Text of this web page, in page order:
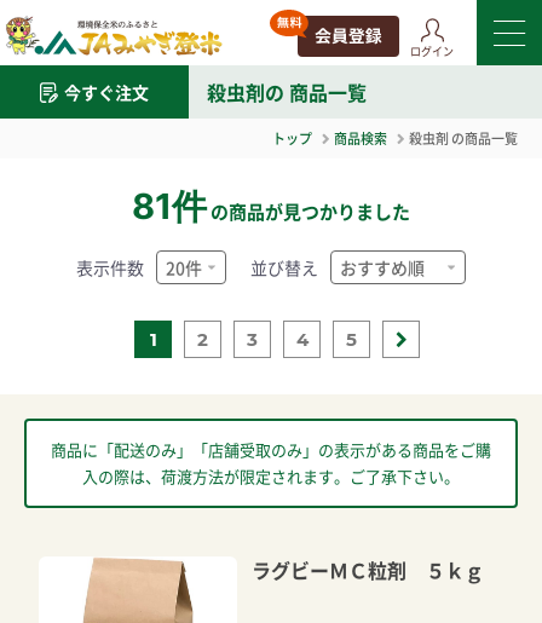
ログイン
今すぐ注文 殺虫剤の 商品一覧
トップ 商品検索 殺虫剤 の商品一覧
81件の商品が見つかりました
1 2 3 4 5
表示件数 並び替え
商品に「配送のみ」「店舗受取のみ」の表示がある商品をご購
入の際は、荷渡方法が限定されます。ご了承下さい。
ラグビーＭＣ粒剤 ５ｋｇ